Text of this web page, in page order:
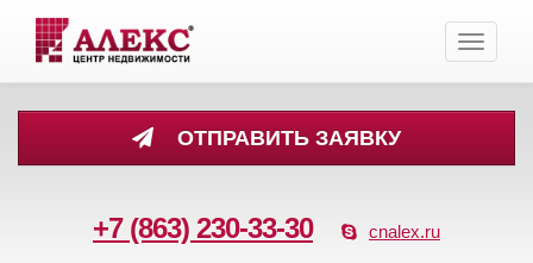
ОТПРАВИТЬ ЗАЯВКУ
+7 (863) 230-33-30 cnalex.ru
Toggle